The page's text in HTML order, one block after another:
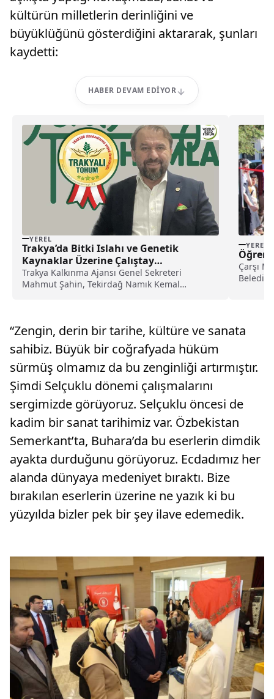
kültürün milletlerin derinliğini ve
büyüklüğünü gösterdiğini aktararak, şunları
kaydetti:
HABER DEVAM EDIYOR
YEREL
Trakya’da Bitki Islahı ve Genetik
Kaynaklar Üzerine Çalıştay
Gerçekleştirildi
Trakya Kalkınma Ajansı Genel Sekreteri
Mahmut Şahin, Tekirdağ Namık Kemal
YEREL
Çarşı
“Zengin, derin bir tarihe, kültüre ve sanata
sahibiz. Büyük bir coğrafyada hüküm
sürmüş olmamız da bu zenginliği artırmıştır.
Şimdi Selçuklu dönemi çalışmalarını
sergimizde görüyoruz. Selçuklu öncesi de
kadim bir sanat tarihimiz var. Özbekistan
Semerkant’ta, Buhara’da bu eserlerin dimdik
ayakta durduğunu görüyoruz. Ecdadımız her
alanda dünyaya medeniyet bıraktı. Bize
bırakılan eserlerin üzerine ne yazık ki bu
yüzyılda bizler pek bir şey ilave edemedik.